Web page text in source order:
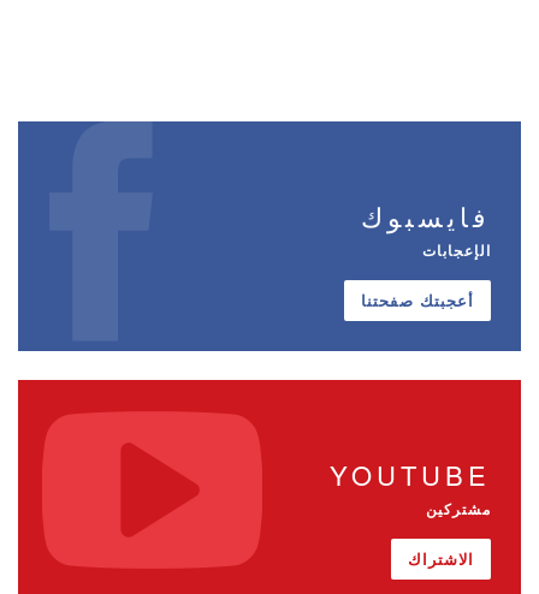
فايسبوك
الإعجابات
أعجبتك صفحتنا
YOUTUBE
مشتركين
الاشتراك